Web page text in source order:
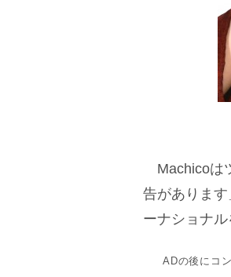
Machicoは
告がありま
ーナショナ
ADの後にコ